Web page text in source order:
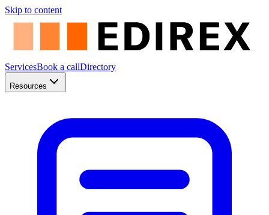
Skip to content
ServicesBook a callDirectory
Resources